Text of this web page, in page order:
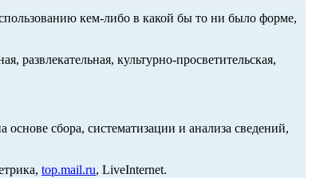
кем-либо в какой бы то ни было форме,
развлекательная, культурно-просветительская,
сбора, систематизации и анализа сведений,
top.mail.ru, LiveInternet.